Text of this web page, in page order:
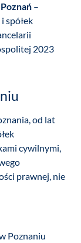
–
spółek
2023
od lat
cywilnymi,
prawnej, nie
Poznaniu